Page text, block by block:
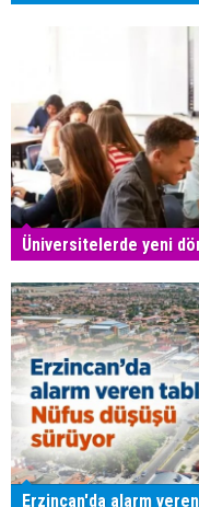
Üniversitelerde yeni
Erzincan'da alarm